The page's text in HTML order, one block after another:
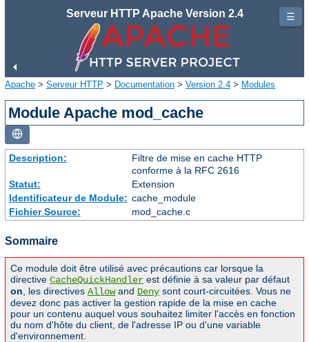
Serveur HTTP Apache Version 2.4
Apache > Serveur HTTP > Documentation > Version 2.4 > Modules
Module Apache mod_cache
Description:
Filtre de mise en cache HTTP
conforme à la RFC 2616
Statut:
Extension
Identificateur de Module: cache_module
Fichier Source:
mod_cache.c
Sommaire
Ce module doit être utilisé avec précautions car lorsque la
directive CacheQuickHandler est définie à sa valeur par défaut
on , les directives Allowand Deny sont court-circuitées. Vous ne
devez donc pas activer la gestion rapide de la mise en cache
pour un contenu auquel vous souhaitez limiter l'accès en fonction
du nom d'hôte du client, de l'adresse IP ou d'une variable
d'environnement.
☰